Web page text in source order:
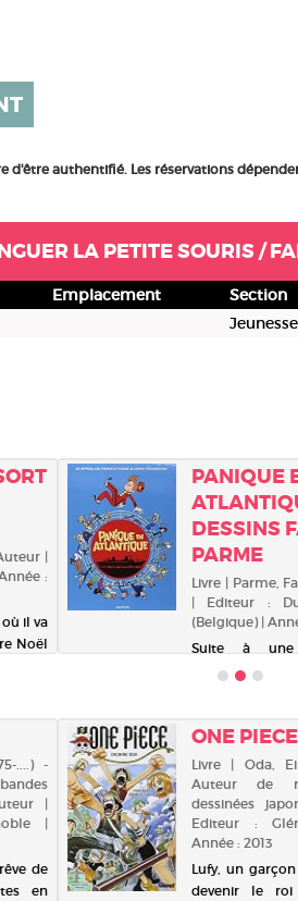
d'être authentifié. Les réservations
LA PETITE SOURIS /
Emplacement Section
Jeunesse
PANIQUE
DESSINS
PARME
Livre | Parme,
| Editeur :
(Belgique) |
Suite à une
économique,
Son premier
est perturbé
incidents et
d'une clientèle
|
:
il va
Noël
un
une
ONE
Livre | Oda,
Auteur de
dessinées
Editeur :
Année : 2013
Lufy, un
devenir le
....) -
|
|
de
en